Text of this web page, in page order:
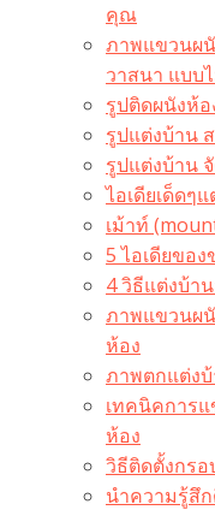
คุณ
ภาพแขวนผนั
วาสนา แบบ
รูปติดผนังห้
รูปแต่งบ้าน
รูปแต่งบ้าน
ไอเดียเด็ดๆ
เม้าท์
5 ไอเดียขอ
4 วิธีแต่งบ้า
ภาพแขวนผ
ห้อง
ภาพตกแต่ง
เทคนิคการ
ห้อง
วิธีติดตั้งกร
นำความรู้สึ